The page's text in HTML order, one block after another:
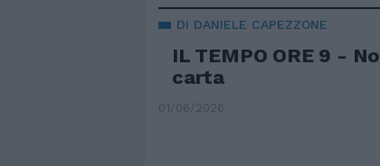
DI DANIELE CAPEZZONE
IL TEMPO ORE 9 -
carta
01/06/2026